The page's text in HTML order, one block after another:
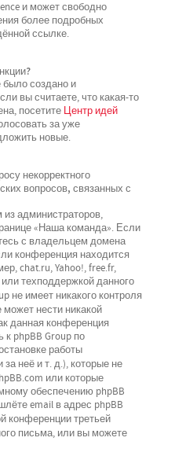
и может свободно
более подробных
ссылке.
было создано и
вы считаете, что какая-то
посетите Центр идей
за уже
новые.
некорректного
вопросов, связанных с
администраторов,
«Наша команда». Если
с владельцем домена
конференция находится
chat.ru, Yahoo!, free.fr,
техподдержкой данного
не имеет никакого контроля
может нести никакой
данная конференция
к phpBB Group по
работы
неё и т. д.), которые не
или которые
обеспечению phpBB
email в адрес phpBB
конференциитретьей
письма, или вы можете